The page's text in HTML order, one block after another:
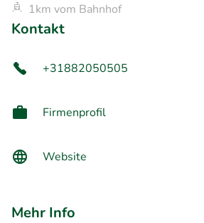
1km vom Bahnhof
Kontakt
+31882050505
Firmenprofil
Website
Mehr Info